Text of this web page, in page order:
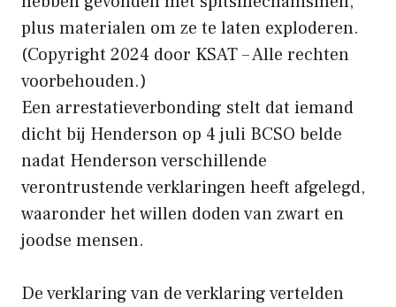
plus materialen om ze te laten exploderen.
(Copyright 2024 door KSAT – Alle rechten
voorbehouden.)
Een arrestatieverbonding stelt dat iemand
dicht bij Henderson op 4 juli BCSO belde
nadat Henderson verschillende
verontrustende verklaringen heeft afgelegd,
waaronder het willen doden van zwart en
joodse mensen.
De verklaring van de verklaring vertelden